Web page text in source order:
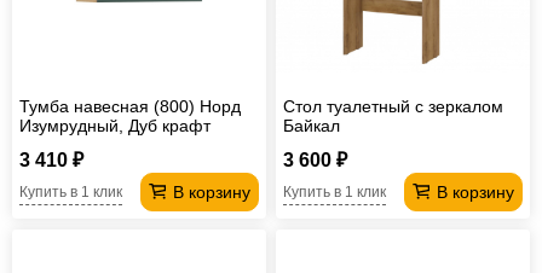
Тумба навесная (800) Норд
Изумрудный, Дуб крафт
3 410 ₽
В корзину
Купить в 1 клик
Стол туалетный с зеркалом
Байкал
3 600 ₽
В корзину
Купить в 1 клик